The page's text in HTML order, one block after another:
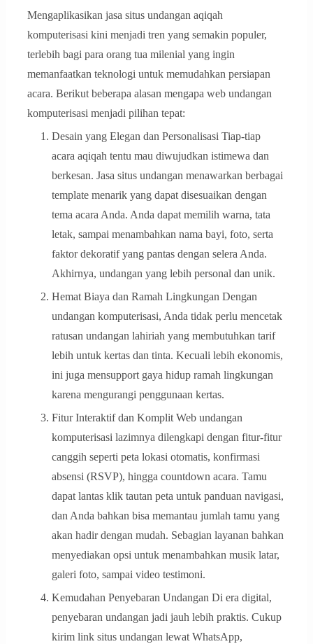
Mengaplikasikan jasa situs undangan aqiqah
komputerisasi kini menjadi tren yang semakin populer,
terlebih bagi para orang tua milenial yang ingin
memanfaatkan teknologi untuk memudahkan persiapan
acara. Berikut beberapa alasan mengapa web undangan
komputerisasi menjadi pilihan tepat:
Desain yang Elegan dan Personalisasi Tiap-tiap
acara aqiqah tentu mau diwujudkan istimewa dan
berkesan. Jasa situs undangan menawarkan berbagai
template menarik yang dapat disesuaikan dengan
tema acara Anda. Anda dapat memilih warna, tata
letak, sampai menambahkan nama bayi, foto, serta
faktor dekoratif yang pantas dengan selera Anda.
Akhirnya, undangan yang lebih personal dan unik.
Hemat Biaya dan Ramah Lingkungan Dengan
undangan komputerisasi, Anda tidak perlu mencetak
ratusan undangan lahiriah yang membutuhkan tarif
lebih untuk kertas dan tinta. Kecuali lebih ekonomis,
ini juga mensupport gaya hidup ramah lingkungan
karena mengurangi penggunaan kertas.
Fitur Interaktif dan Komplit Web undangan
komputerisasi lazimnya dilengkapi dengan fitur-fitur
canggih seperti peta lokasi otomatis, konfirmasi
absensi (RSVP), hingga countdown acara. Tamu
dapat lantas klik tautan peta untuk panduan navigasi,
dan Anda bahkan bisa memantau jumlah tamu yang
akan hadir dengan mudah. Sebagian layanan bahkan
menyediakan opsi untuk menambahkan musik latar,
galeri foto, sampai video testimoni.
Kemudahan Penyebaran Undangan Di era digital,
penyebaran undangan jadi jauh lebih praktis. Cukup
kirim link situs undangan lewat WhatsApp,